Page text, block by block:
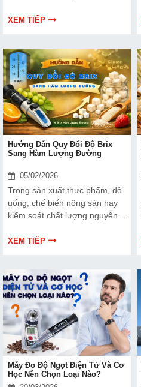
Top 5 máy đo độ mặn Hanna
tham khảo và lựa chọn phù
hợp.
XEM TIẾP
Hướng Dẫn Quy Đổi Độ Brix
Sang Hàm Lượng Đường
05/02/2026
Trong sản xuất thực phẩm, đồ
uống, chế biến nông sản hay
kiểm soát chất lượng nguyên
quan trọng ảnh hưởng trực
Brix là gì, đo bằng cách nào và
làm sao để quy đổi độ Brix
sang hàm lượng đường thực
tế.
XEM TIẾP
Máy Đo Độ Ngọt Điện Tử Và Cơ
Học Nên Chọn Loại Nào?